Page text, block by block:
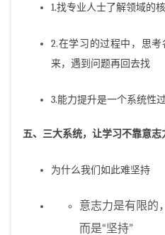
1.找专业人士了解领域的
2.在学习的过程中，思
来，遇到问题再回去找
3.能力提升是一个系统性
五、三大系统，让学习不靠意志
为什么我们如此难坚持
意志力是有限的
而是“坚持”